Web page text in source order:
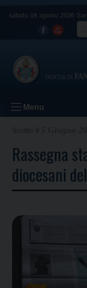
sabato 08 agosto 2026
Facebook
Menu
Rassegna
diocesani